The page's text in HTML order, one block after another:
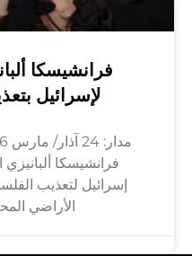
فرانشيسكا
لإسرائيل
فرانشيسكا ألبانيزي
إسرائيل لتعذيب
الأراضي